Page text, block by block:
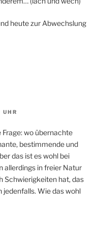
heute zur Abwechslung
Frage: wo übernachte
bestimmende und
das ist es wohl bei
allerdings in freier Natur
Schwierigkeiten hat, das
Wie das wohl